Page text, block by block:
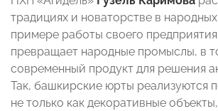
традициях и новаторстве в
примере работы своего
превращает народные промыслы, в
современный продукт для решения
Так, башкирские юрты реализуются
не только как декоративные